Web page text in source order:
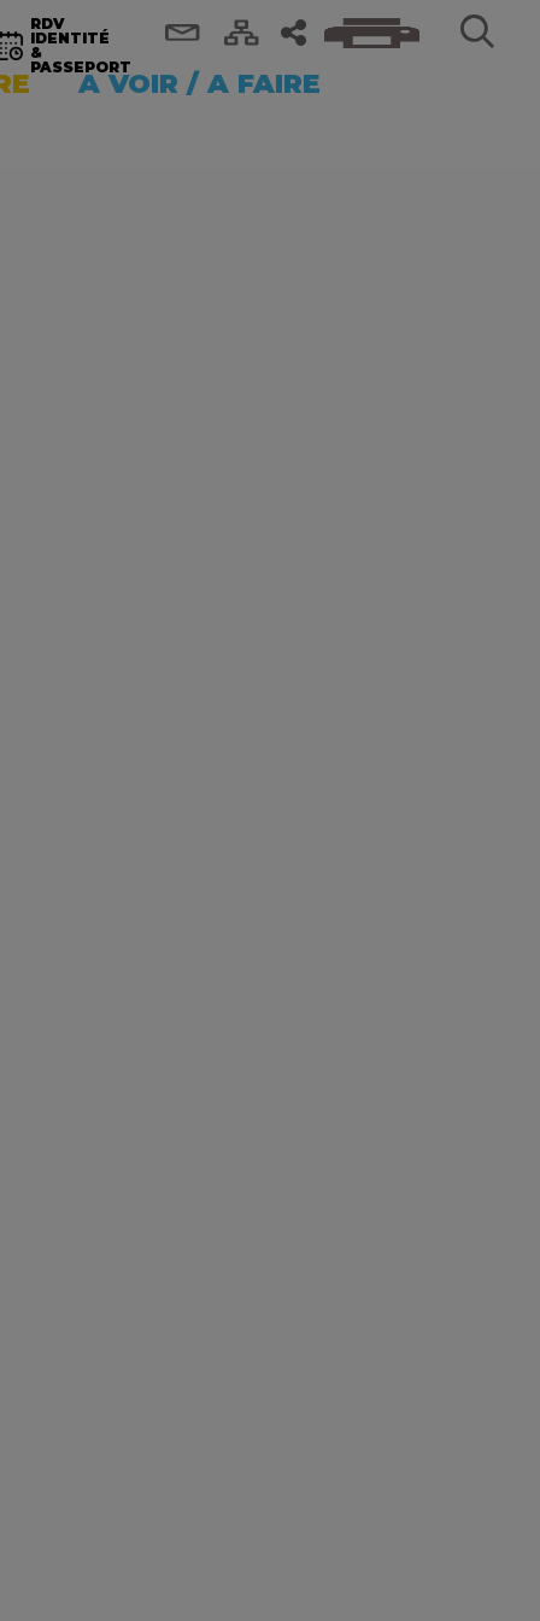
A VOIR / A FAIRE
RDV
IDENTITÉ
&
PASSEPORT